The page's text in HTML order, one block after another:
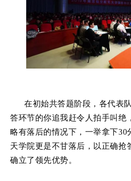
在初始共答题阶段，各代表
答环节的你追我赶令人拍手叫绝
略有落后的情况下，一举拿下30
天学院更是不甘落后，以正确抢
确立了领先优势。